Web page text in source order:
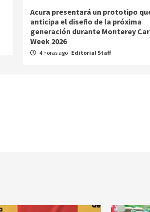
Acura presentará un prototipo
anticipa el diseño de la próxima
generación durante Monterey Car
Week 2026
4 horas ago Editorial Staff